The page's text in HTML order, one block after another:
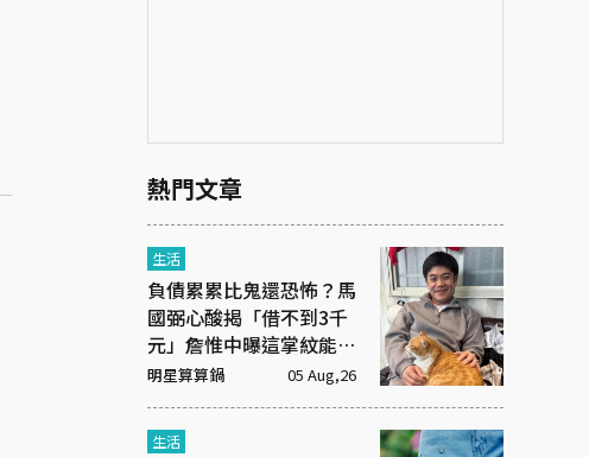
熱門文章
生活
負債累累比鬼還恐怖？馬
國弼心酸揭「借不到3千
元」詹惟中曝這掌紋能救
命！
明星算算鍋 05 Aug,26
生活